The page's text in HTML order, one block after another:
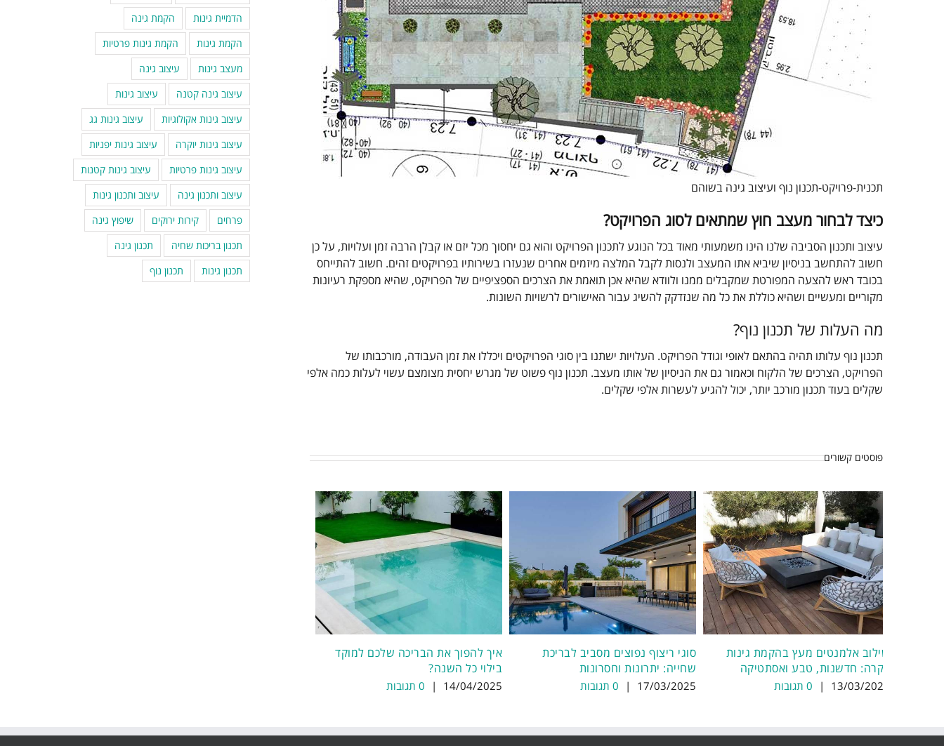
תכנית-פרויקט-תכנון נוף ועיצוב גינה בשוהם
כיצד לבחור מעצב חוץ שמתאים לסוג הפרויקט?
עיצוב ותכנון הסביבה שלנו הינו משמעותי מאוד בכל הנוגע לתכנון הפרויקט והוא גם יחסוך מכל יזם או קבלן הרבה זמן ועלויות, על כן
חשוב להתחשב בניסיון שיביא אתו המעצב ולנסות לקבל המלצה מיזמים אחרים שנעזרו בשירותיו בפרויקטים זהים. חשוב להתייחס
בכובד ראש להצעה המפורטת שמקבלים ממנו ולוודא שהיא אכן תואמת את הצרכים הספציפיים של הפרויקט, שהיא מספקת רעיונות
מקוריים ומעשיים ושהיא כוללת את כל מה שנזדקק להשיג עבור האישורים לרשויות השונות.
מה העלות של תכנון נוף?
תכנון נוף עלותו תהיה בהתאם לאופי וגודל הפרויקט. העלויות ישתנו בין סוגי הפרויקטים ויכללו את זמן העבודה, מורכבותו של
הפרויקט, הצרכים של הלקוח וכאמור גם את הניסיון של אותו מעצב. תכנון נוף פשוט של מגרש יחסית מצומצם עשוי לעלות כמה אלפי
שקלים בעוד תכנון מורכב יותר, יכול להגיע לעשרות אלפי שקלים.
פוסטים קשורים
איך להפוך את הבריכה שלכם למוקד
בילוי כל השנה?
14/04/2025
| 0 תגובות
סוגי ריצוף נפוצים מסביב לבריכת
שחייה: יתרונות וחסרונות
17/03/2025
| 0 תגובות
שילוב אלמנטים מעץ בהקמת גינות
יוקרה: חדשנות, טבע ואסתטיקה
13/03/2025
| 0 תגובות
הדמיית גינות
הקמת גינה
הקמת גינות
הקמת גינות פרטיות
מעצב גינות
עיצוב גינה
עיצוב גינה קטנה
עיצוב גינות
עיצוב גינות אקולוגיות
עיצוב גינות גג
עיצוב גינות יוקרה
עיצוב גינות יפניות
עיצוב גינות פרטיות
עיצוב גינות קטנות
עיצוב ותכנון גינה
עיצוב ותכנון גינות
פרחים
קירות ירוקים
שיפוץ גינה
תכנון בריכות שחיה
תכנון גינה
תכנון גינות
תכנון נוף